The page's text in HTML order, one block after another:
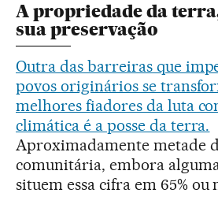
A propriedade da
sua preservação
Outra das barreiras que
povos originários se
melhores fiadores da luta
climática é a posse da terra.
Aproximadamente metade
comunitária, embora
situem essa cifra em 65% ou